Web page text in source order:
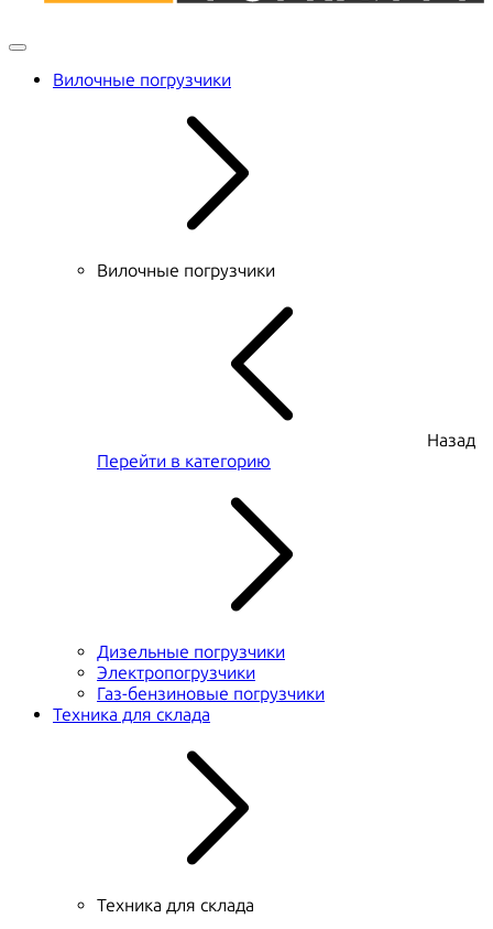
Вилочные погрузчики
Вилочные погрузчики
Назад
Перейти в категорию
Дизельные погрузчики
Электропогрузчики
Газ-бензиновые погрузчики
Техника для склада
Техника для склада